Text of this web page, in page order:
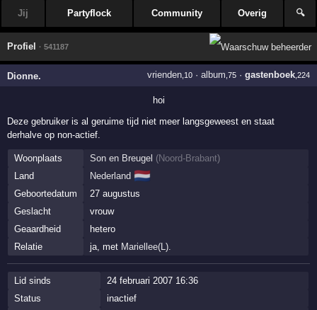
Jij Partyflock Community Overig 🔍
Profiel · 541187
Dionne. vrienden,10· album ,75· gastenboek,224
hoi
Deze gebruiker is al geruime tijd niet meer langsgeweest en staat
derhalve op non-actief.
Woonplaats Son en Breugel (Noord-Brabant)
Land
Nederland 🇳🇱
Geboortedatum
27 augustus
Geslacht
vrouw
Geaardheid
hetero
Relatie
ja, met Mariellee(L).
Lid sinds
24 februari 2007 16:36
Status
inactief